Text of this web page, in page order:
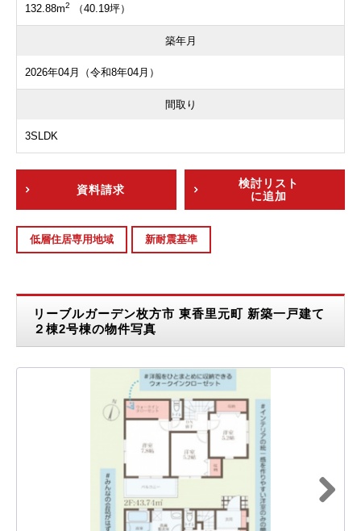
132.88m2 （40.19坪）
築年月
2026年04月（令和8年04月）
間取り
3SLDK
資料請求
検討リスト
に追加
低層住居専用地域 新耐震基準
リーブルガーデン枚方市 東香里元町 新築一戸建て
２棟2号棟の物件写真